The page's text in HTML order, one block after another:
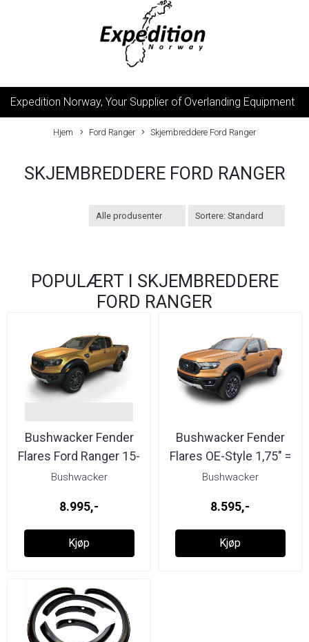
Expedition Norway, Your Supplier of Overlanding Equipment
Hjem Ford Ranger Skjembreddere Ford Ranger
SKJEMBREDDERE FORD RANGER
POPULÆRT I SKJEMBREDDERE
FORD RANGER
Bushwacker Fender
Flares Ford Ranger 15-
Bushwacker
8.995,-
Kjøp
Bushwacker Fender
Flares OE-Style 1,75" =
4,5 cm ...
Bushwacker
8.595,-
Kjøp